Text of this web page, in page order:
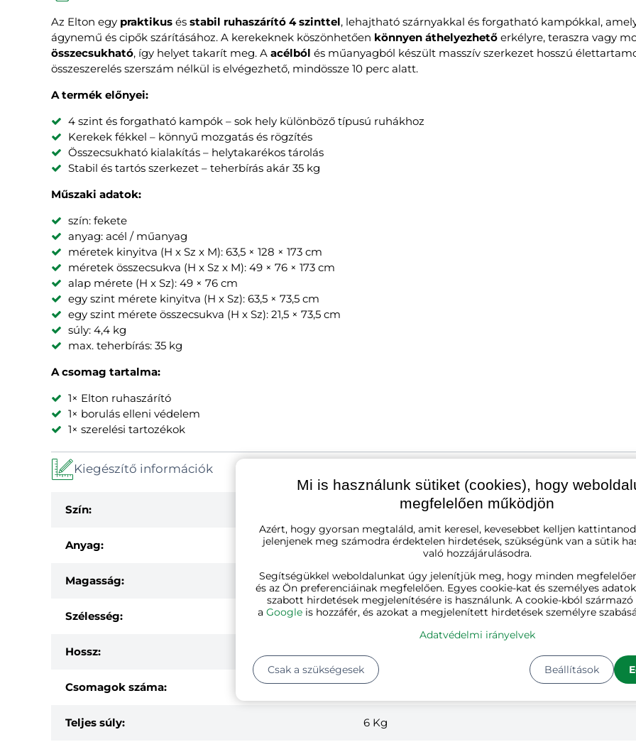
Az Elton egy praktikus és stabil ruhaszárító 4 szinttel, lehajtható szárnyakkal és forgatható kampókkal,
ágynemű és cipők szárításához. A kerekeknek köszönhetően könnyen áthelyezhető erkélyre, teraszra vagy
összecsukható, így helyet takarít meg. A acélból és műanyagból készült masszív szerkezet hosszú
összeszerelés szerszám nélkül is elvégezhető, mindössze 10 perc alatt.
A termék előnyei:
4 szint és forgatható kampók – sok hely különböző típusú ruhákhoz
Kerekek fékkel – könnyű mozgatás és rögzítés
Összecsukható kialakítás – helytakarékos tárolás
Stabil és tartós szerkezet – teherbírás akár 35 kg
Műszaki adatok:
szín: fekete
anyag: acél / műanyag
méretek kinyitva (H x Sz x M): 63,5 × 128 × 173 cm
méretek összecsukva (H x Sz x M): 49 × 76 × 173 cm
alap mérete (H x Sz): 49 × 76 cm
egy szint mérete kinyitva (H x Sz): 63,5 × 73,5 cm
egy szint mérete összecsukva (H x Sz): 21,5 × 73,5 cm
súly: 4,4 kg
max. teherbírás: 35 kg
A csomag tartalma:
1× Elton ruhaszárító
1× borulás elleni védelem
1× szerelési tartozékok
Kiegészítő információk
Szín:
Anyag: acél, műanyag
Magasság: 173 cm
Szélesség: 76-128 cm
Hossz:
Csomagok száma: 1
Teljes súly: 6 Kg
Mi is használunk sütiket (cookies), hogy
megfelelően működjön
Azért, hogy gyorsan megtaláld, amit keresel, kevesebbet kelljen
jelenjenek meg számodra érdektelen hirdetések, szükségünk van a sütik
való hozzájárulásodra.
Segítségükkel weboldalunkat úgy jelenítjük meg, hogy minden
és az Ön preferenciáinak megfelelően. Egyes cookie-kat és személyes
szabott hirdetések megjelenítésére is használunk. A cookie-kból
a Googleis hozzáfér, és azokat a megjelenített hirdetések személyre
Adatvédelmi irányelvek
Beállítások
Csak a szükségesek